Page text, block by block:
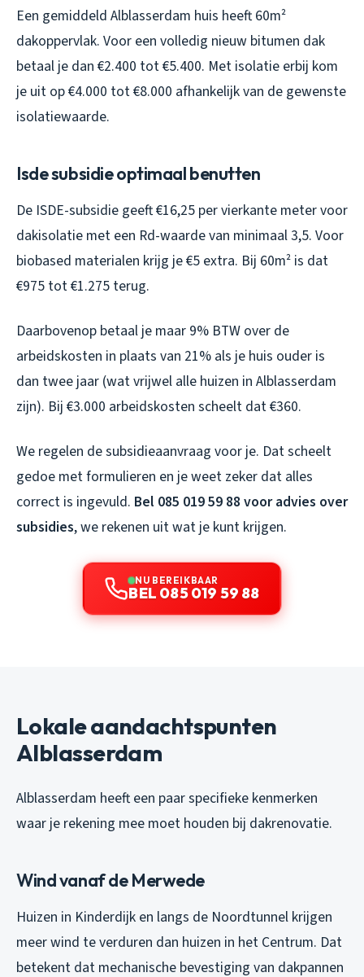
Een gemiddeld Alblasserdam huis heeft 60m²
dakoppervlak. Voor een volledig nieuw bitumen dak
betaal je dan €2.400 tot €5.400. Met isolatie erbij kom
je uit op €4.000 tot €8.000 afhankelijk van de gewenste
isolatiewaarde.
Isde subsidie optimaal benutten
De ISDE-subsidie geeft €16,25 per vierkante meter voor
dakisolatie met een Rd-waarde van minimaal 3,5. Voor
biobased materialen krijg je €5 extra. Bij 60m² is dat
€975 tot €1.275 terug.
Daarbovenop betaal je maar 9% BTW over de
arbeidskosten in plaats van 21% als je huis ouder is
dan twee jaar (wat vrijwel alle huizen in Alblasserdam
zijn). Bij €3.000 arbeidskosten scheelt dat €360.
We regelen de subsidieaanvraag voor je. Dat scheelt
gedoe met formulieren en je weet zeker dat alles
correct is ingevuld. Bel 085 019 59 88 voor advies over
subsidies, we rekenen uit wat je kunt krijgen.
NU BEREIKBAAR
BEL 085 019 59 88
Lokale aandachtspunten
Alblasserdam
Alblasserdam heeft een paar specifieke kenmerken
waar je rekening mee moet houden bij dakrenovatie.
Wind vanaf de Merwede
Huizen in Kinderdijk en langs de Noordtunnel krijgen
meer wind te verduren dan huizen in het Centrum. Dat
betekent dat mechanische bevestiging van dakpannen